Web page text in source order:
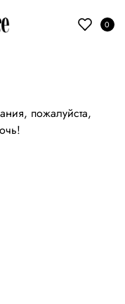
0
пожалуйста,